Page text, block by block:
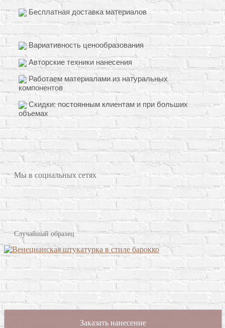
Бесплатная доставка материалов
Вариативность ценообразования
Авторские техники нанесения
Работаем материалами из натуральных
компонентов
Скидки: постоянным клиентам и при больших
объемах
Мы в социальных сетях
Случайный образец
Заказать нанесение